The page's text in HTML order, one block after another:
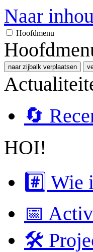
Naar
Hoofdmenu
naar zijbalk verplaatsen
🔄
HOI!
#️⃣ Wie
📅
🛠